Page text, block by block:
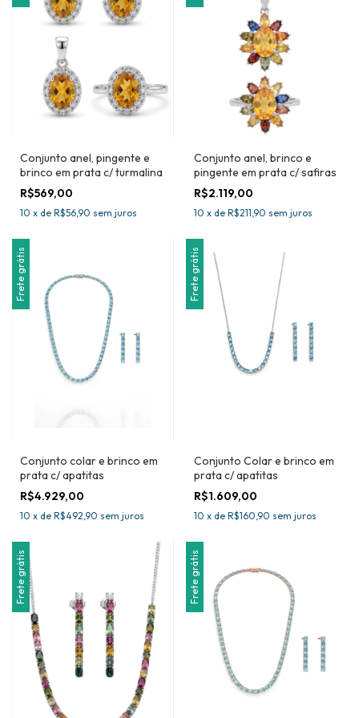
Conjunto anel, pingente e
brinco em prata c/ turmalina
R$569,00
10 x de R$56,90 sem juros
Conjunto anel, brinco e
pingente em prata c/ safiras
R$2.119,00
10 x de R$211,90 sem juros
Frete grátis
Conjunto colar e brinco em
prata c/ apatitas
R$4.929,00
10 x de R$492,90 sem juros
Frete grátis
Conjunto Colar e brinco em
prata c/ apatitas
R$1.609,00
10 x de R$160,90 sem juros
Frete grátis Frete grátis